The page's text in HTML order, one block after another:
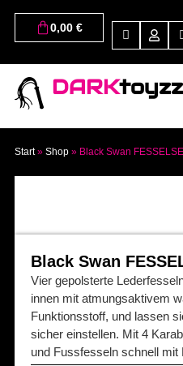
0,00 €
DARK
Start» Shop» Black Swan
Black Swan
Vier gepolsterte
innen mit atmungsaktivem
Funktionsstoff, und lassen
sicher einstellen. Mit 4
und Fussfesseln schnell mit